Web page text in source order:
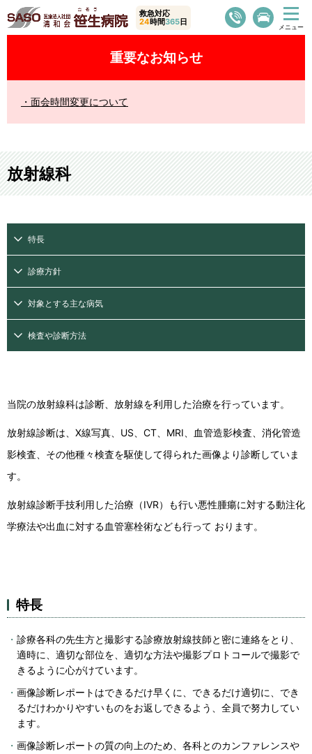
救急対応
24時間365日
重要なお知らせ
面会時間変更について
放射線科
特長
診療方針
対象とする主な病気
検査や診断方法
当院の放射線科は診断、放射線を利用した治療を行っています。
放射線診断は、X線写真、US、CT、MRI、血管造影検査、消化管造
影検査、その他種々検査を駆使して得られた画像より診断していま
す。
放射線診断手技利用した治療（IVR）も行い悪性腫瘍に対する動注化
学療法や出血に対する血管塞栓術なども行って おります。
特長
診療各科の先生方と撮影する診療放射線技師と密に連絡をとり、
適時に、適切な部位を、適切な方法や撮影プロトコールで撮影で
きるように心がけています。
画像診断レポートはできるだけ早くに、できるだけ適切に、でき
るだけわかりやすいものをお返しできるよう、全員で努力してい
ます。
画像診断レポートの質の向上のため、各科とのカンファレンスや